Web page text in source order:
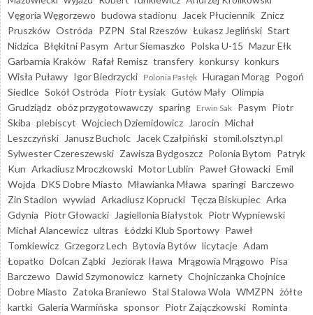
Vęgoria Węgorzewo budowa stadionu Jacek Płuciennik Znicz
Pruszków Ostróda PZPN Stal Rzeszów Łukasz Jegliński Start
Nidzica Błękitni Pasym Artur Siemaszko Polska U-15 Mazur Ełk
Garbarnia Kraków Rafał Remisz transfery konkursy konkurs
Wisła Puławy Igor Biedrzycki Polonia Pasłęk Huragan Morąg Pogoń
Siedlce Sokół Ostróda Piotr Łysiak Gutów Mały Olimpia
Grudziądz obóz przygotowawczy sparing Erwin Sak Pasym Piotr
Skiba plebiscyt Wojciech Dziemidowicz Jarocin Michał
Leszczyński
Janusz Bucholc Jacek Czałpiński stomil.olsztyn.pl
Sylwester Czereszewski Zawisza Bydgoszcz Polonia Bytom Patryk
Kun Arkadiusz Mroczkowski Motor Lublin Paweł Głowacki Emil
Wojda DKS Dobre Miasto Mławianka Mława sparingi Barczewo
Zin Stadion wywiad Arkadiusz Koprucki Tęcza Biskupiec Arka
Gdynia Piotr Głowacki Jagiellonia Białystok Piotr Wypniewski
Michał Alancewicz ultras Łódzki Klub Sportowy Paweł
Tomkiewicz Grzegorz Lech Bytovia Bytów licytacje Adam
Łopatko Dolcan Ząbki Jeziorak Iława Mrągowia Mrągowo Pisa
Barczewo Dawid Szymonowicz karnety Chojniczanka Chojnice
Dobre Miasto Zatoka Braniewo Stal Stalowa Wola WMZPN żółte
kartki Galeria Warmińska sponsor Piotr Zajączkowski Rominta